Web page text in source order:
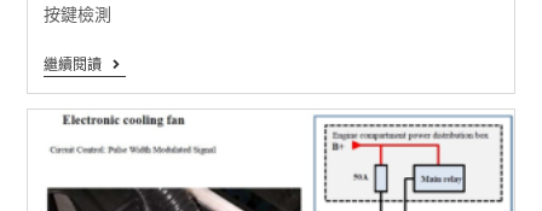
按鍵檢測
繼續閱讀